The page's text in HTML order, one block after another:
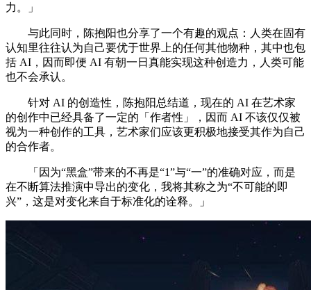
力。」
与此同时，陈抱阳也分享了一个有趣的观点：人类在固有
认知里往往认为自己要优于世界上的任何其他物种，其中也包
括 AI，因而即便 AI 有朝一日真能实现这种创造力，人类可能
也不会承认。
针对 AI 的创造性，陈抱阳总结道，现在的 AI 在艺术家
的创作中已经具备了一定的「作者性」，因而 AI 不该仅仅被
视为一种创作的工具，艺术家们应该更积极地接受其作为自己
的合作者。
「因为“黑盒”带来的不再是“1”与“一”的准确对应，而是
在不断算法推演中导出的变化，我将其称之为“不可能的即
兴”，这是对变化来自于标准化的诠释。」